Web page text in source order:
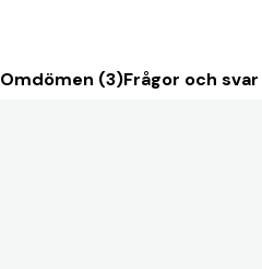
Omdömen (3)Frågor och